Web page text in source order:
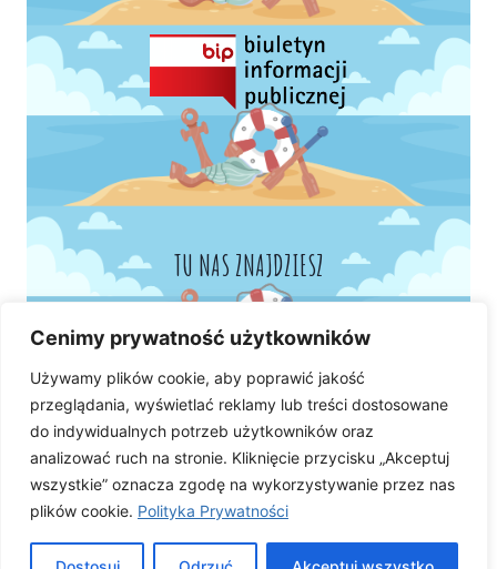
Cenimy prywatność użytkowników
Używamy plików cookie, aby poprawić jakość
przeglądania, wyświetlać reklamy lub treści dostosowane
do indywidualnych potrzeb użytkowników oraz
analizować ruch na stronie. Kliknięcie przycisku „Akceptuj
wszystkie” oznacza zgodę na wykorzystywanie przez nas
plików cookie. Polityka Prywatności
TU NAS ZNAJDZIESZ